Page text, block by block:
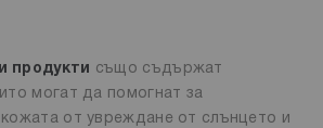
продукти също съдържат
могат да помогнат за
от увреждане от слънцето и